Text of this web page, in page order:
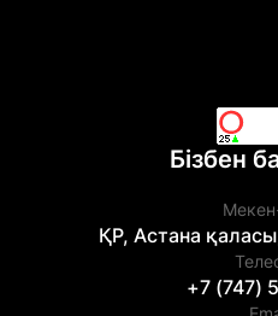
Бізбен
ҚР, Астана
+7 (747)